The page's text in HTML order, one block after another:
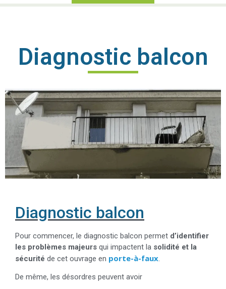
Diagnostic balcon
Diagnostic balcon
Pour commencer, le diagnostic balcon permet d’identifier
les problèmes majeurs qui impactent la solidité et la
sécurité de cet ouvrage en porte-à-faux.
De même, les désordres peuvent avoir